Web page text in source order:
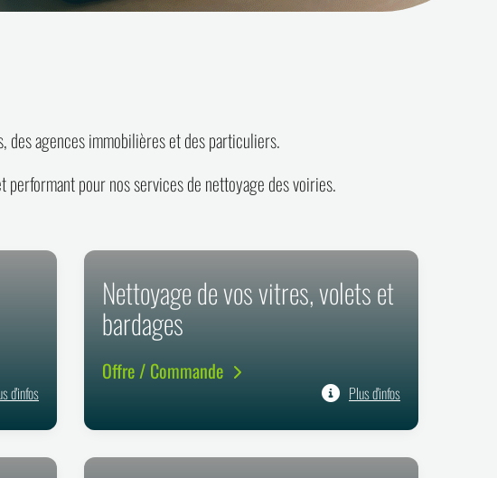
des agences immobilières et des particuliers.
performant pour nos services de nettoyage des voiries.
d'infos
Nettoyage de vos vitres, volets et
bardages
Offre / Commande
Plus d'infos